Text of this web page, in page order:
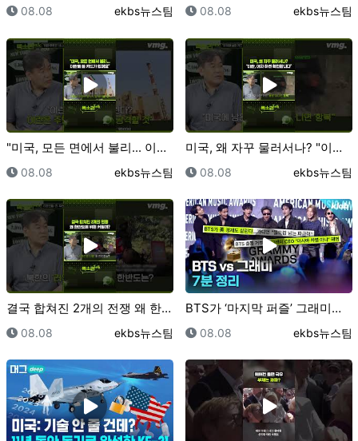
등록일
08.08 등록자
ekbs뉴스팀 등록일
08.08 등록자
ekbs뉴스팀
"미국, 모든 면에서 불리... 이란에 쓸 카드가 없어…
등록일
08.08 등록자
ekbs뉴스팀
미국, 왜 자꾸 물러서나? "이란, 여차 하면 확전합니…
등록일
08.08 등록자
ekbs뉴스팀
결국 합쳐진 2개의 전쟁 왜 한반도에 위협 커질까? /…
등록일
08.08 등록자
ekbs뉴스팀
BTS가 ‘마지막 퍼즐’ 그래미를 보이콧한 진짜 이유｜…
등록일
08.08 등록자
ekbs뉴스팀